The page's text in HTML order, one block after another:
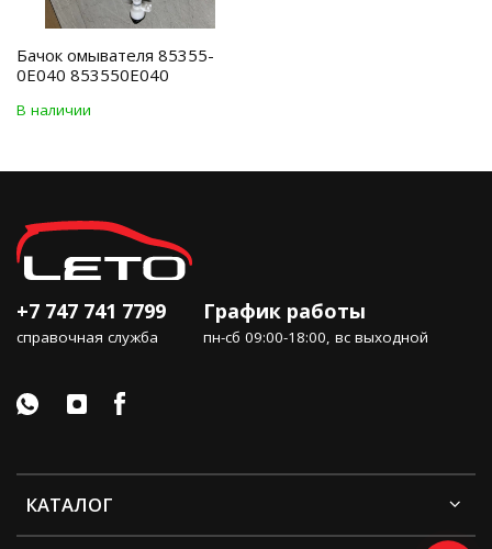
Бачок омывателя 85355-
0E040 853550E040
В наличии
КАТАЛОГ
+7 747 741 7799
справочная служба
График работы
пн-сб 09:00-18:00, вс выходной